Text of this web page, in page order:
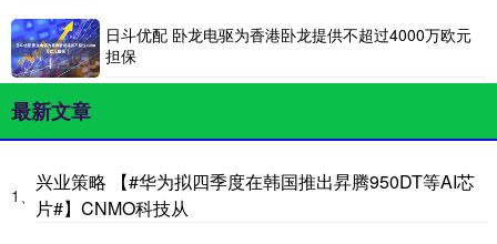
日斗优配 卧龙电驱为香港卧龙提供不超过4000万欧元
担保
最新文章
1、
兴业策略 【#华为拟四季度在韩国推出昇腾950DT等AI芯
片#】CNMO科技从